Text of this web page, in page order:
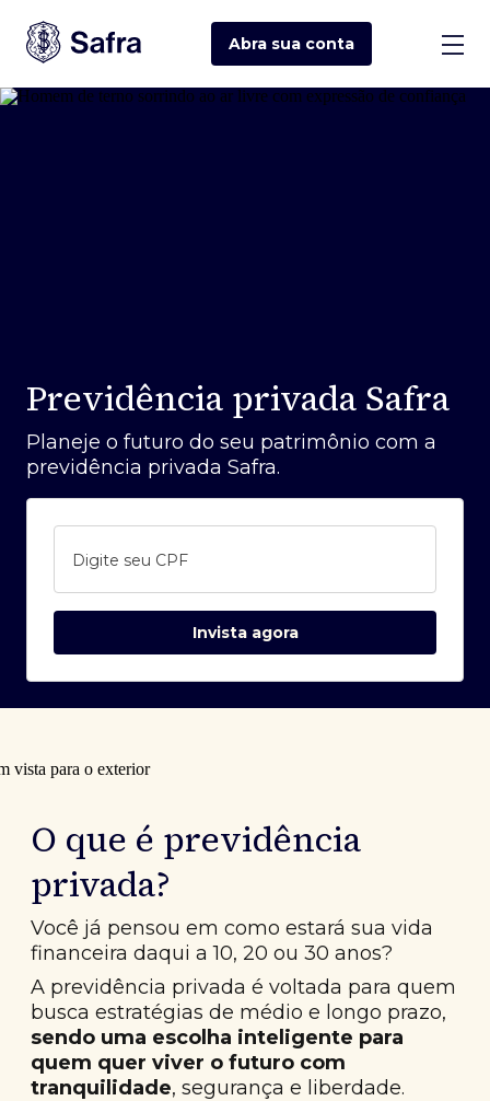
Abra sua conta
Previdência privada Safra
Planeje o futuro do seu patrimônio com a
previdência privada Safra.
Digite seu CPF
Invista agora
O que é previdência
privada?
Você já pensou em como estará sua vida
financeira daqui a 10, 20 ou 30 anos?
A previdência privada é voltada para quem
busca estratégias de médio e longo prazo,
sendo uma escolha inteligente para
quem quer viver o futuro com
tranquilidade, segurança e liberdade.